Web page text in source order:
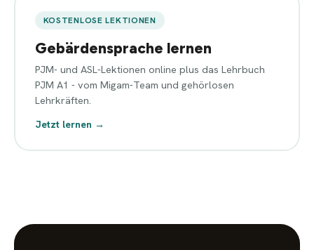
KOSTENLOSE LEKTIONEN
Gebärdensprache lernen
PJM- und ASL-Lektionen online plus das Lehrbuch
PJM A1 - vom Migam-Team und gehörlosen
Lehrkräften.
Jetzt lernen →